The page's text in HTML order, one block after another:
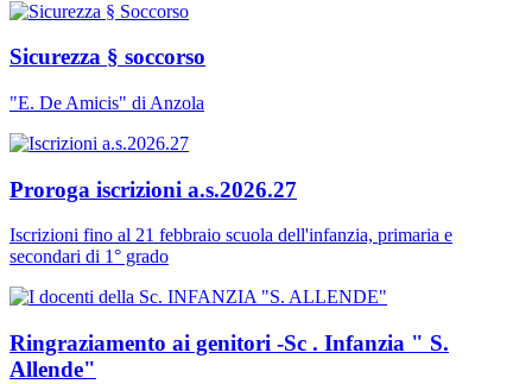
Sicurezza § soccorso
"E. De Amicis" di Anzola
Proroga iscrizioni a.s.2026.27
Iscrizioni fino al 21 febbraio scuola dell'infanzia, primaria e
secondari di 1° grado
Ringraziamento ai genitori -Sc . Infanzia " S.
Allende"